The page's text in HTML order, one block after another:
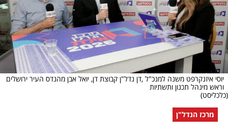
יוסי איזנקרפט משנה למנכ"ל ,דן נדל"ן קבוצת דן, יואל אבן מהנדס העיר ירושלים
וראש מינהל תכנון ותשתיות
(כלכליסט)
מרכז הנדל"ן